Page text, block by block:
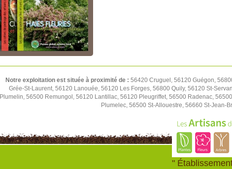
Notre exploitation est située à proximité de : 56420 Cruguel, 56120 Guégon,
Grée-St-Laurent, 56120 Lanouée, 56120 Les Forges, 56800 Quily, 56120 St-
Plumelin, 56500 Remungol, 56120 Lantillac, 56120 Pleugriffet, 56500 Radenac,
Plumelec, 56500 St-Allouestre, 56660 St-Jean-
"